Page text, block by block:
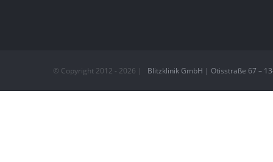
© Copyright 2012 - 2026 | Blitzklinik GmbH | Otisstraße 67 –